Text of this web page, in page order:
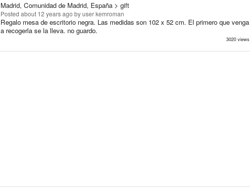
Madrid, Comunidad de Madrid, España > gift
Posted about 12 years ago by user kemroman
Regalo mesa de escritorio negra. Las medidas son 102 x 52 cm. El primero que venga
a recogerla se la lleva. no guardo.
3020 views